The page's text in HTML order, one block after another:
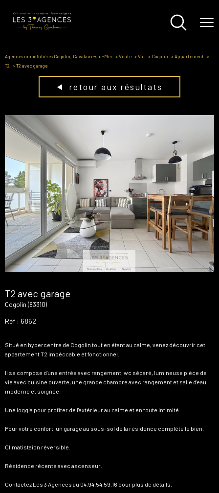
Agences immobilières Cogolin, Cavalaire-sur-Mer Vente Var Cogolin
Appartement
T2
T2 avec garage
retour aux résultats
T2 avec garage
Cogolin (83310)
Réf : 6862
Situé en hypercentre de Cogolin tout en étant au calme, venez découvrir cet
appartement T2 impéccable et fonctionnel.
Il se compose d'une entrée avec rangement, wc séparé, lumineuse pièce de
vie avec cuisine ouverte, une grande chambre avec rangement et salle d'eau
moderne et soignée.
Une loggia pour profiter de l'extérieur au calme et en toute intimité.
Pour votre confort, un garage au sous-sol de la résidence complète le bien.
Climatistaion réversible.
Résidence récente avec ascenseur.
Contactez Les 3 Agences au 04.94.54.59.16 pour plus de détails.